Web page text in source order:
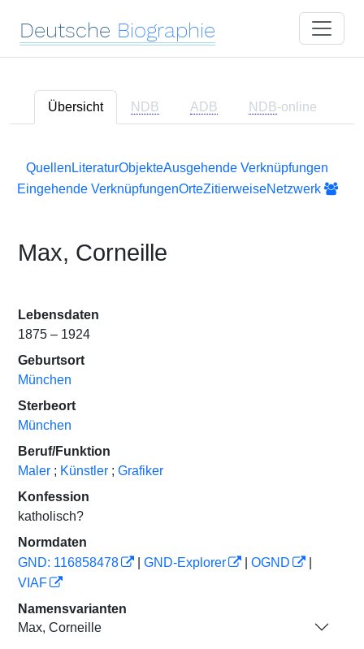
Deutsche Biographie
Übersicht NDB ADB NDB-online
Quellen LiteraturObjekteAusgehende Verknüpfungen
Eingehende VerknüpfungenOrteZitierweiseNetzwerk
Max, Corneille
Lebensdaten
1875 – 1924
Geburtsort
München
Sterbeort
München
Beruf/Funktion
Maler ; Künstler ; Grafiker
Konfession
katholisch?
Normdaten
GND: 116858478
GND-Explorer OGND
VIAF
Namensvarianten
Max, Corneille